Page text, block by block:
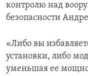
контролю над
безопасности
«Либо вы
установки, либо
уменьшая ее